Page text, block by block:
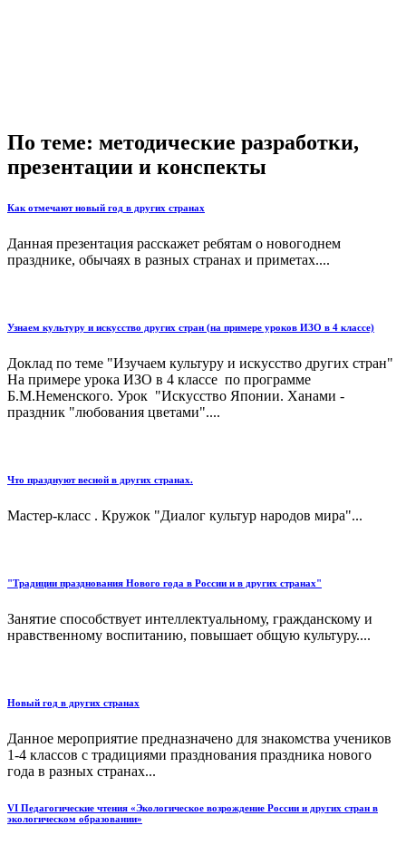
По теме: методические разработки,
презентации и конспекты
Как отмечают новый год в других странах
Данная презентация расскажет ребятам о новогоднем
празднике, обычаях в разных странах и приметах....
Узнаем культуру и искусство других стран (на примере уроков ИЗО в 4 классе)
Доклад по теме "Изучаем культуру и искусство других стран"
На примере урока ИЗО в 4 классе по программе
Б.М.Неменского. Урок "Искусство Японии. Ханами -
праздник "любования цветами"....
Что празднуют весной в других странах.
Мастер-класс . Кружок "Диалог культур народов мира"...
"Традиции празднования Нового года в России и в других странах"
Занятие способствует интеллектуальному, гражданскому и
нравственному воспитанию, повышает общую культуру....
Новый год в других странах
Данное мероприятие предназначено для знакомства учеников
1-4 классов с традициями празднования праздника нового
года в разных странах...
VI Педагогические чтения «Экологическое возрождение России и других стран в
экологическом образовании»